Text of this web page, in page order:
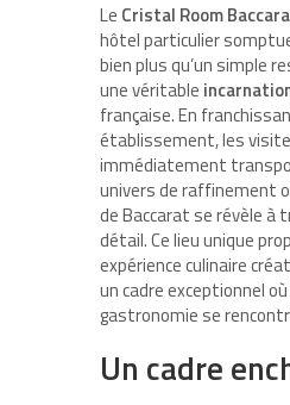
Le Cristal Room
hôtel particulier
bien plus qu’un simple
une véritable
française. En
établissement, les
immédiatement
univers de raffinement
de Baccarat se révèle à
détail. Ce lieu unique
expérience culinaire
un cadre exceptionnel
gastronomie se
Un cadre